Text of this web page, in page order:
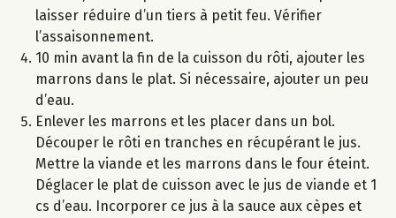
laisser réduire d’un tiers à petit feu. Vérifier
l’assaisonnement.
10 min avant la fin de la cuisson du rôti, ajouter les
marrons dans le plat. Si nécessaire, ajouter un peu
d’eau.
Enlever les marrons et les placer dans un bol.
Découper le rôti en tranches en récupérant le jus.
Mettre la viande et les marrons dans le four éteint.
Déglacer le plat de cuisson avec le jus de viande et 1
cs d’eau. Incorporer ce jus à la sauce aux cèpes et